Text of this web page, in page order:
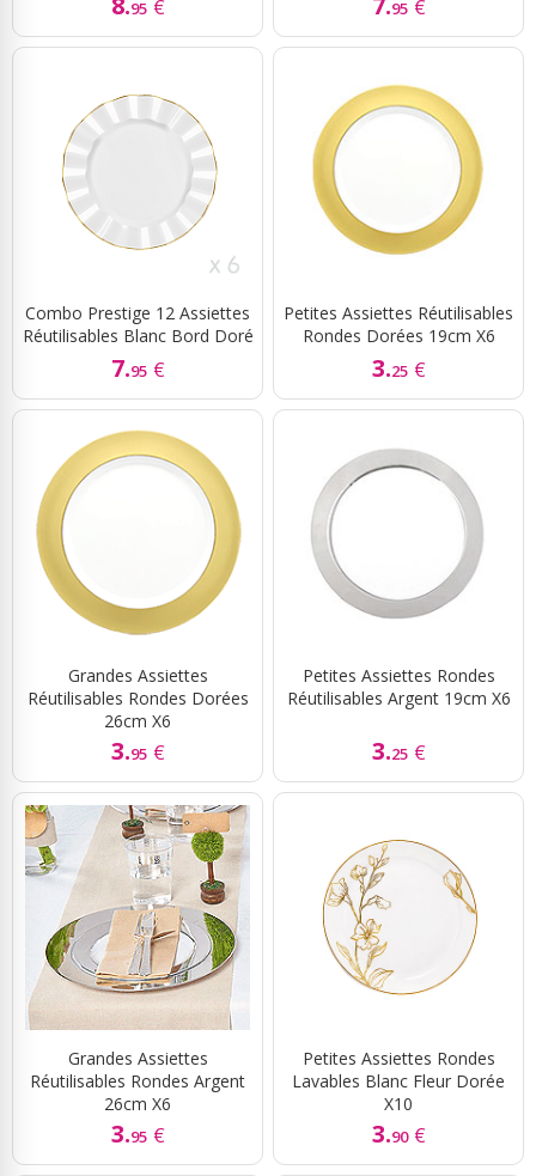
95 € 95 €
Combo Prestige 12 Assiettes
Réutilisables Blanc Bord Doré
7.95 €
Petites Assiettes Réutilisables
Rondes Dorées 19cm X6
3.25 €
Grandes Assiettes
Réutilisables Rondes Dorées
26cm X6
3.95 €
Petites Assiettes Rondes
Réutilisables Argent 19cm X6
3.25 €
Grandes Assiettes
Réutilisables Rondes Argent
26cm X6
3.95 €
Petites Assiettes Rondes
Lavables Blanc Fleur Dorée
X10
3.90 €